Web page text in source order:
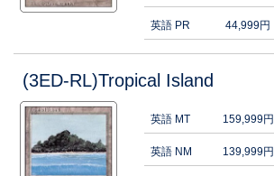
英語 PR 44,999円
(3ED-RL)Tropical Island
英語 MT 159,999円
英語 NM 139,999円